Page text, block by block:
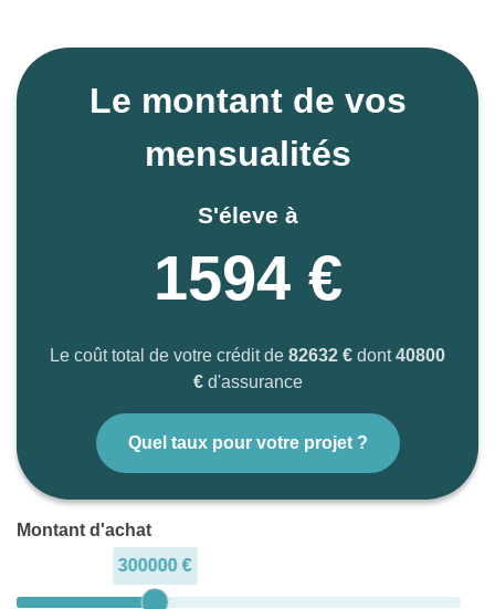
Le montant de vos
mensualités
S'éleve à
1594 €
Le coût total de votre crédit de 82632 € dont40800
€d'assurance
Quel taux pour votre projet ?
Montant d'achat
300000 €